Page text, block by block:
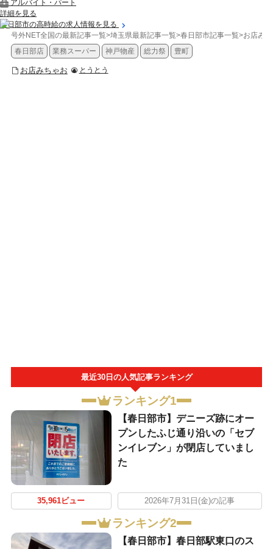
アルバイト・パート
詳細を見る
春日部市の高時給の求人情報を見る
号外NET全国の最新記事一覧>埼玉県最新記事一覧>春日部市記事一覧>お店み
春日部店
業務スーパー 神戸物産 総力祭 豊町
お店みちゃお とうとう
最近30日の人気記事ランキング
ランキング1
【春日部市】デニーズ跡にオー
プンしたふじ通り沿いの「セブ
ンイレブン」が閉店していまし
た
35,961ビュー 2026年7月31日(金)の記事
ランキング2
【春日部市】春日部駅東口のス